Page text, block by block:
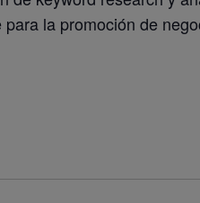
la promoción de